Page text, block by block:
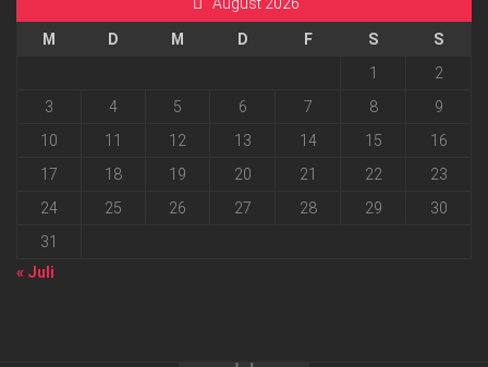
August 2026
M D M D F S
S
1
2
3
4 5 6 7 8
9
10
11 12 13 14 15
16
17
18 19 20 21 22
23
24
25 26 27 28 29
30
31
« Juli